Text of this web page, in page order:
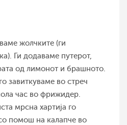
жолчките (ги
Ги додаваме путерот,
од лимонот и брашното.
завиткуваме во стреч
час во фрижидер.
мрсна хартија го
помош на калапче во